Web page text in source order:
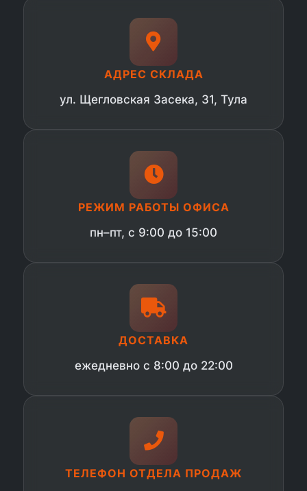
АДРЕС СКЛАДА
ул. Щегловская Засека, 31, Тула
РЕЖИМ РАБОТЫ ОФИСА
пн–пт, с 9:00 до 15:00
ДОСТАВКА
ежедневно с 8:00 до 22:00
ТЕЛЕФОН ОТДЕЛА ПРОДАЖ